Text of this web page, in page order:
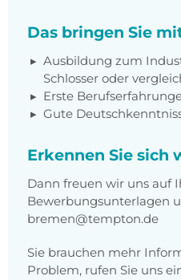
Das bringen Sie
Ausbildung zum
Schlosser oder
Erste
Gute
Erkennen Sie sich
Dann freuen wir uns auf
Bewerbungsunterlagen
bremen@tempton.de
Sie brauchen mehr
Problem, rufen Sie uns